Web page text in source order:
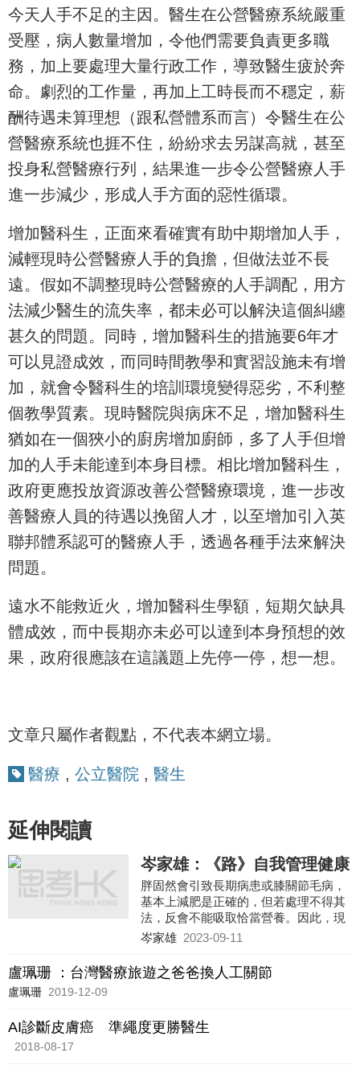
今天人手不足的主因。醫生在公營醫療系統嚴重
受壓，病人數量增加，令他們需要負責更多職
務，加上要處理大量行政工作，導致醫生疲於奔
命。劇烈的工作量，再加上工時長而不穩定，薪
酬待遇未算理想（跟私營體系而言）令醫生在公
營醫療系統也捱不住，紛紛求去另謀高就，甚至
投身私營醫療行列，結果進一步令公營醫療人手
進一步減少，形成人手方面的惡性循環。
增加醫科生，正面來看確實有助中期增加人手，
減輕現時公營醫療人手的負擔，但做法並不長
遠。假如不調整現時公營醫療的人手調配，用方
法減少醫生的流失率，都未必可以解決這個糾纏
甚久的問題。同時，增加醫科生的措施要6年才
可以見證成效，而同時間教學和實習設施未有增
加，就會令醫科生的培訓環境變得惡劣，不利整
個教學質素。現時醫院與病床不足，增加醫科生
猶如在一個狹小的廚房增加廚師，多了人手但增
加的人手未能達到本身目標。相比增加醫科生，
政府更應投放資源改善公營醫療環境，進一步改
善醫療人員的待遇以挽留人才，以至增加引入英
聯邦體系認可的醫療人手，透過各種手法來解決
問題。
遠水不能救近火，增加醫科生學額，短期欠缺具
體成效，而中長期亦未必可以達到本身預想的效
果，政府很應該在這議題上先停一停，想一想。
文章只屬作者觀點，不代表本網立場。
醫療 , 公立醫院 , 醫生
延伸閱讀
岑家雄：《路》自我管理健康
胖固然會引致長期病患或膝關節毛病，
基本上減肥是正確的，但若處理不得其
法，反會不能吸取恰當營養。因此，現
時鼓吹醫療專業諮詢的「基層化」，讓
所設有名為「護士診所」的健康諮詢服
務，由護士、蘖劑師和營養師，為長者
重擔的方法。
岑家雄 2023-09-11
盧珮珊 ：台灣醫療旅遊之爸爸換人工關節
盧珮珊 2019-12-09
AI診斷皮膚癌 準繩度更勝醫生
2018-08-17